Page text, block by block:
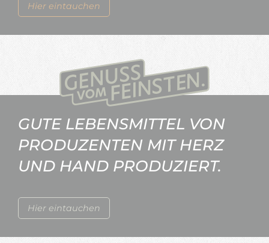
Hier eintauchen
Hier eintauchen
GUTE LEBENSMITTEL VON
PRODUZENTEN MIT HERZ
UND HAND PRODUZIERT.